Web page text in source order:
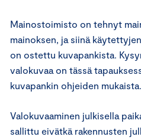
Mainostoimisto on tehnyt
mainoksen, ja siinä
on ostettu kuvapankista.
valokuvaa on tässä
kuvapankin ohjeiden mukaista.
Valokuvaaminen julkisella
sallittu eivätkä rakennusten